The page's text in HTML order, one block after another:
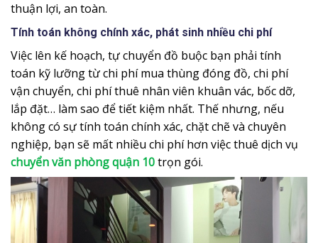
thuận lợi, an toàn.
Tính toán không chính xác, phát sinh nhiều chi phí
Việc lên kế hoạch, tự chuyển đồ buộc bạn phải tính
toán kỹ lưỡng từ chi phí mua thùng đóng đồ, chi phí
vận chuyển, chi phí thuê nhân viên khuân vác, bốc dỡ,
lắp đặt… làm sao để tiết kiệm nhất. Thế nhưng, nếu
không có sự tính toán chính xác, chặt chẽ và chuyên
nghiệp, bạn sẽ mất nhiều chi phí hơn việc thuê dịch vụ
chuyển văn phòng quận 10trọn gói.